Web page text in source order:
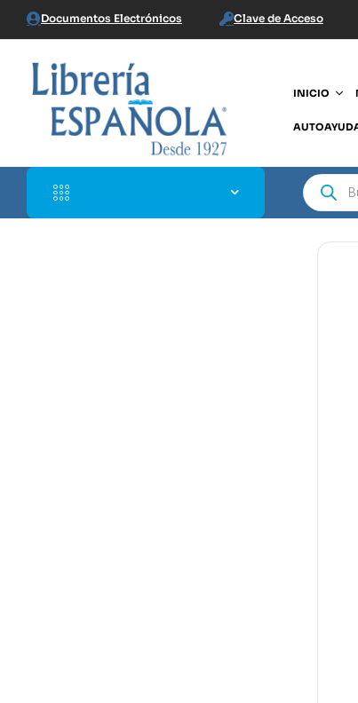
Documentos Electrónicos Clave de Acceso
INICIO